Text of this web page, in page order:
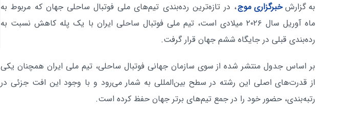
به گزارشخبرگزاری موج، در تازه‌ترین رده‌بندی تیم‌های ملی فوتبال ساحلی جهان که مربوط به
ماه آوریل سال ۲۰۲۶ میلادی است، تیم ملی فوتبال ساحلی ایران با یک پله کاهش نسبت به
رده‌بندی قبلی در جایگاه ششم جهان قرار گرفت.
بر اساس جدول منتشر شده از سوی سازمان جهانی فوتبال ساحلی، تیم ملی ایران همچنان یکی
از قدرت‌های اصلی این رشته در سطح بین‌المللی به شمار می‌رود و با وجود این افت جزئی در
رتبه‌بندی، حضور خود را در جمع تیم‌های برتر جهان حفظ کرده است.